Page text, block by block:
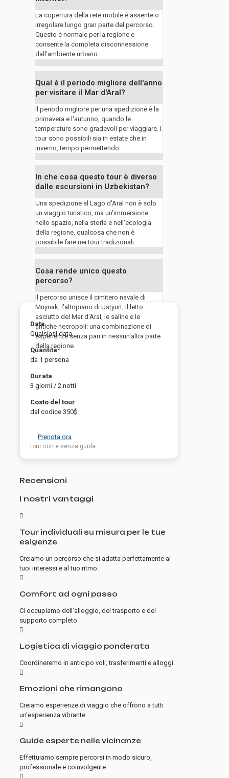
La copertura della rete mobile è assente o
irregolare lungo gran parte del percorso.
Questo è normale per la regione e
consente la completa disconnessione
dall'ambiente urbano.
Qual è il periodo migliore dell'anno
per visitare il Mar d'Aral?
Il periodo migliore per una spedizione è la
primavera e l'autunno, quando le
temperature sono gradevoli per viaggiare. I
tour sono possibili sia in estate che in
inverno, tempo permettendo.
In che cosa questo tour è diverso
dalle escursioni in Uzbekistan?
Una spedizione al Lago d'Aral non è solo
un viaggio turistico, ma un'immersione
nello spazio, nella storia e nell'ecologia
della regione, qualcosa che non è
possibile fare nei tour tradizionali.
Cosa rende unico questo
percorso?
Il percorso unisce il cimitero navale di
Muynak, l'altopiano di Ustyurt, il letto
asciutto del Mar d'Aral, le saline e le
antiche necropoli: una combinazione di
esperienze senza pari in nessun'altra parte
della regione.
Date
Qualsiasi data
Quantità
da 1 persona
Durata
3 giorni / 2 notti
Costo del tour
dal codice 350$
Prenota ora
tour con e senza guida
Recensioni
I nostri vantaggi
Tour individuali su misura per le tue
esigenze
Creiamo un percorso che si adatta perfettamente ai
tuoi interessi e al tuo ritmo.
Comfort ad ogni passo
Ci occupiamo dell'alloggio, del trasporto e del
supporto completo
Logistica di viaggio ponderata
Coordineremo in anticipo voli, trasferimenti e alloggi.
Emozioni che rimangono
Creiamo esperienze di viaggio che offrono a tutti
un'esperienza vibrante
Guide esperte nelle vicinanze
Effettuiamo sempre percorsi in modo sicuro,
professionale e coinvolgente.